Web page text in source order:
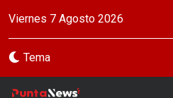
Viernes 7 Agosto 2026
Tema